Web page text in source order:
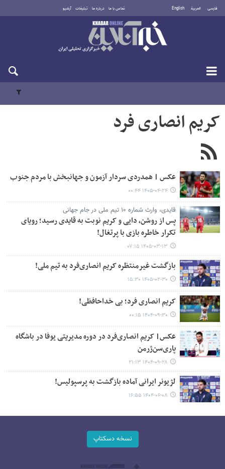
فارسی العربية English تماس با ما درباره ما تبلیغات آرشیو
شنبه ۱۷ مرداد ۱۴۰۵
کریم انصاری فرد
عکس | همدردی سردار آزمون و جهانبخش با مردم جنوب
۱۴۰۵-۰۴-۲۴ ۰۰:۴۴
قایدی، وارث شماره ۱۰ تیم ملی در جام جهانی
پس از روشن، دایی و کریم نوبت به قایدی رسید؛ رویای
تکرار خاطره بازی با پرتغال!
۱۴۰۵-۰۳-۱۳ ۰۷:۱۵
بازگشت غیرمنتظره کریم انصاری‌فرد به تیم ملی!
۱۴۰۵-۰۲-۳۰ ۱۵:۳۰
کریم انصاری فرد؛ بی خداحافظی!
۱۴۰۴-۰۹-۳۰ ۰۰:۱۵
عکس| کریم انصاری‌فرد در دوره مدیریتی یوفا در باشگاه
پاری‌سن‌ژرمن
۱۴۰۴-۰۹-۲۸ ۲۱:۱۳
لژیونر ایرانی آماده بازگشت به پرسپولیس!
۱۴۰۴-۰۶-۰۸ ۱۶:۵۵
نسخه دسکتاپ